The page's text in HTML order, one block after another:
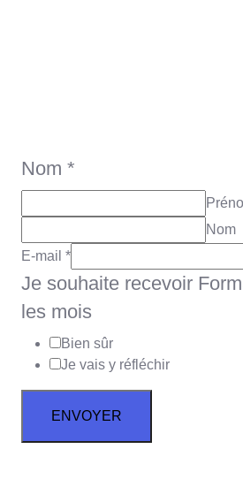
Nom *
Nom
Nom Je
souhaite
E-mail *
Je souhaite recevoir
les mois
Bien sûr
Je vais y réfléchir
ENVOYER